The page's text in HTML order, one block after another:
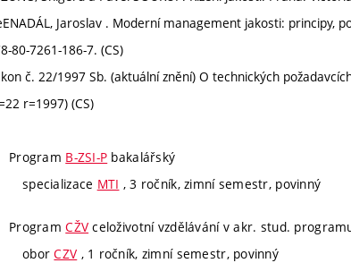
Jaroslav . Moderní management jakosti: principy,
80-7261-186-7. (CS)
č. 22/1997 Sb. (aktuální znění) O technických
r=1997) (CS)
Program B-ZSI-P bakalářský
specializace MTI , 3 ročník, zimní semestr, povinný
ProgramCŽV celoživotní vzdělávání v akr. stud.
oborCZV , 1 ročník, zimní semestr, povinný